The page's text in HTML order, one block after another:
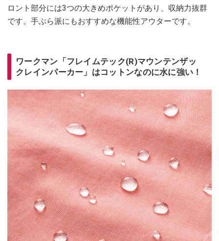
ロント部分には3つの大きめポケットがあり、収納力抜群
です。手ぶら派にもおすすめな機能性アウターです。
ワークマン「フレイムテック(R)マウンテンザッ
クレインパーカー」はコットンなのに水に強い！